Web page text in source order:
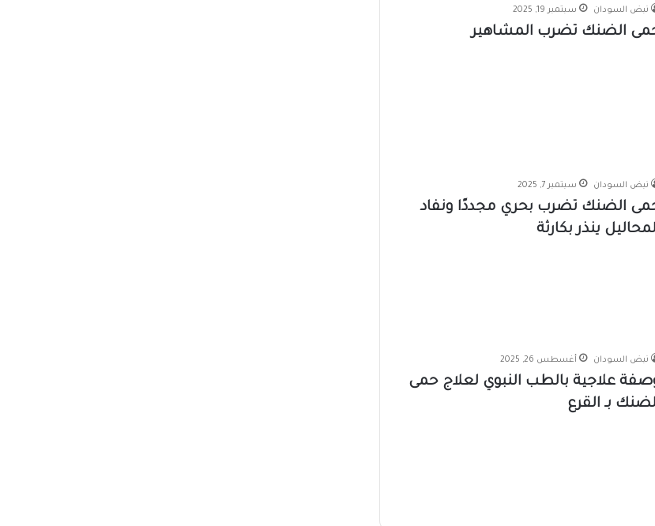
نبض السودان سبتمبر 19, 2025
الضنك تضرب المشاهير
نبض السودان سبتمبر 7, 2025
الضنك تضرب بحري مجددًا ونفاد
ينذر بكارثة
نبض السودان أغسطس 26, 2025
علاجية بالطب النبوي لعلاج حمى
بـ القرع